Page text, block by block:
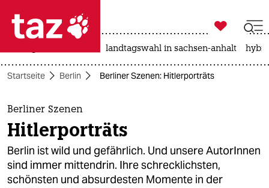
 taz zahl ich
taz zahl ich
themen
politik
öko

taz zahl ich
landtagswahl in sachsen-anhalt
Startseite Berlin Berliner Szenen: Hitlerporträts
Berliner Szenen
Hitlerporträts
Berlin ist wild und gefährlich. Und unsere AutorInnen
sind immer mittendrin. Ihre schrecklichsten,
schönsten und absurdesten Momente in der